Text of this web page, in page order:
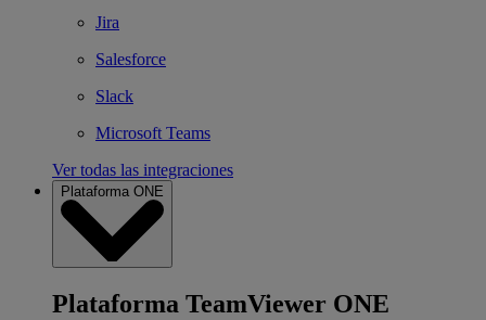
Jira
Salesforce
Slack
Microsoft Teams
Ver todas las integraciones
Plataforma ONE
Plataforma TeamViewer ONE